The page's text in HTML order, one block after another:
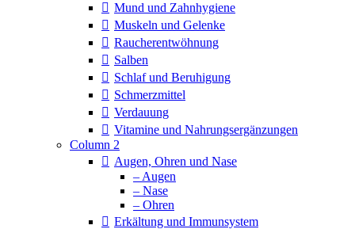
Mund und Zahnhygiene
Muskeln und Gelenke
Raucherentwöhnung
Salben
Schlaf und Beruhigung
Schmerzmittel
Verdauung
Vitamine und Nahrungsergänzungen
Column 2
Augen, Ohren und Nase
– Augen
– Nase
– Ohren
Erkältung und Immunsystem